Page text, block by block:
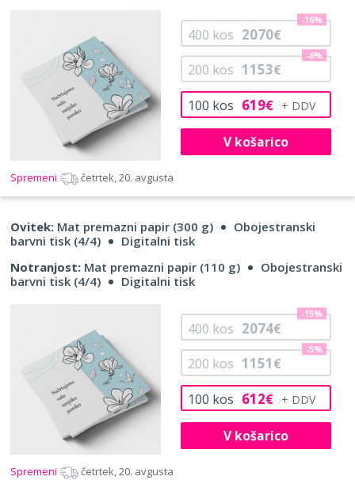
100 kos 619€
200 kos 1153€
-6%
400 kos 2070€
-16%
V košarico
Spremeni četrtek, 20. avgusta
Ovitek: Mat premazni papir (300 g)
Obojestranski
barvni tisk (4/4)
Digitalni tisk
Notranjost: Mat premazni papir (110 g)
Obojestranski
barvni tisk (4/4)
Digitalni tisk
100 kos 612€
200 kos 1151€
-5%
400 kos 2074€
-15%
V košarico
Spremeni četrtek, 20. avgusta